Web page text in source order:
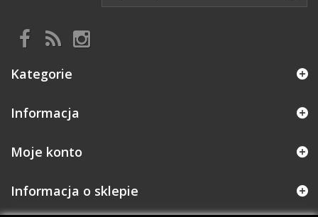
Kategorie
Informacja
Moje konto
Informacja o sklepie